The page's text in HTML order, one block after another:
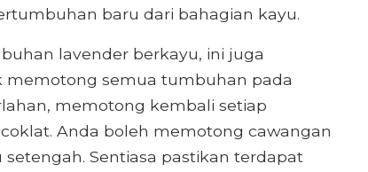
baru dari bahagian kayu.
lavender berkayu, ini juga
semua tumbuhan pada
memotong kembali setiap
Anda boleh memotong cawangan
Sentiasa pastikan terdapat